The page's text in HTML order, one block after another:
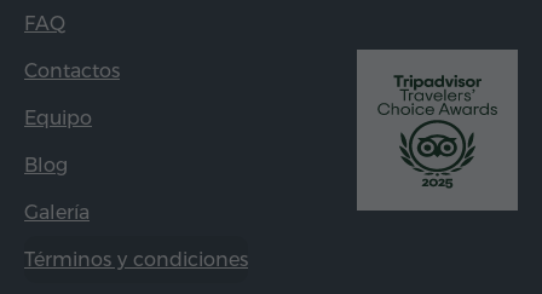
FAQ
Contactos
Equipo
Blog
Galería
Términos y condiciones